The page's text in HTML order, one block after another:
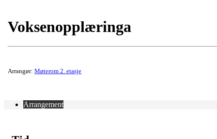
Voksenopplæringa
Arrangør: Møterom 2. etasje
Arrangement